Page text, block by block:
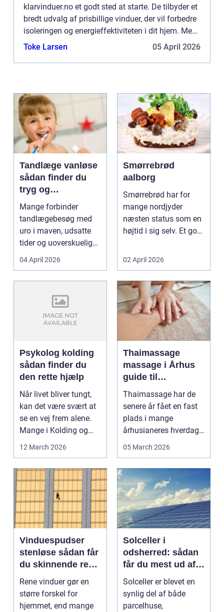
klarvinduer.no et godt sted at starte. De tilbyder et
bredt udvalg af prisbillige vinduer, der vil forbedre
isoleringen og energieffektiviteten i dit hjem. Men
der er nogle ting, du bør overveje, før du foret...
Toke Larsen 05 April 2026
Tandlæge vanløse
sådan finder du
tryg og
professionel
tandpleje
Mange forbinder
tandlægebesøg med
uro i maven, udsatte
tider og uoverskuelige
priser. Samtidig ved
04 April 2026
Smørrebrød
aalborg
Smørrebrød har for
mange nordjyder
næsten status som en
højtid i sig selv. Et godt
02 April 2026
Psykolog kolding
sådan finder du
den rette hjælp
Når livet bliver tungt,
kan det være svært at
se en vej frem alene.
Mange i Kolding og
omegn søger p...
12 March 2026
Thaimassage
massage i Århus
guide til
afslapning,
smidighed og
bedre velvære
Thaimassage har de
senere år fået en fast
plads i mange
århusianeres hverdag.
Flere bruger den både
05 March 2026
Vinduespudser
stenløse sådan får
du skinnende rene
ruder året rundt
Rene vinduer gør en
større forskel for
hjemmet, end mange
Solceller i
odsherred: sådan
får du mest ud af
solen
Solceller er blevet en
synlig del af både
parcelhuse,